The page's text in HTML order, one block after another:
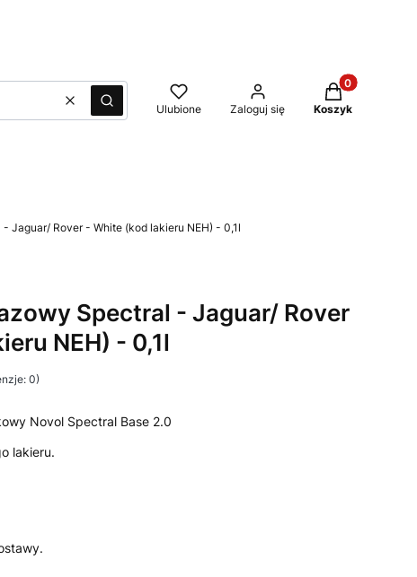
WyczyśćSzukaj Ulubione Zaloguj się
Produkty w
Koszyk
Jaguar/ Rover - White (kod lakieru NEH) - 0,1l
Spectral - Jaguar/ Rover
NEH) - 0,1l
0)
Novol Spectral Base 2.0
lakieru.